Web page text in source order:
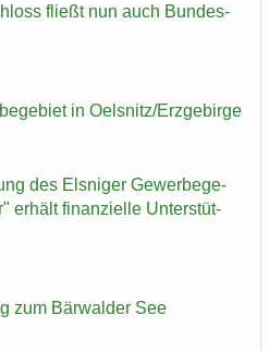
fließt nun auch Bun­des­
in Oels­nitz/Erz­ge­bir­ge
des Els­ni­ger Ge­wer­be­ge­
er­hält fi­nan­zi­el­le Un­ter­stüt­
zum Bär­wal­der See